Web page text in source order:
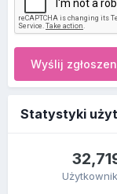
Wyślij
Statystyki